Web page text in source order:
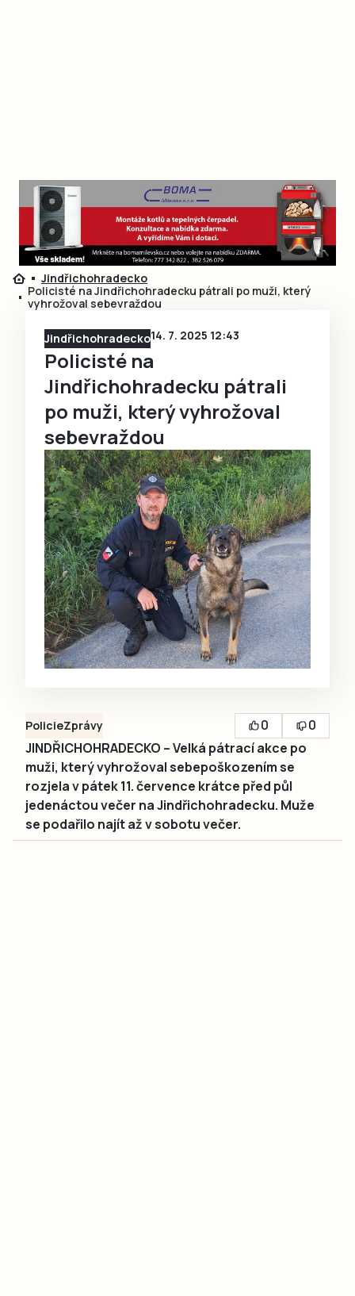
Jindřichohradecko
Policisté na Jindřichohradecku pátrali po muži, který
vyhrožoval sebevraždou
Jindřichohradecko14. 7. 2025 12:43
Policisté na
Jindřichohradecku pátrali
po muži, který vyhrožoval
sebevraždou
PolicieZprávy 0
0
JINDŘICHOHRADECKO – Velká pátrací akce po
muži, který vyhrožoval sebepoškozením se
rozjela v pátek 11. července krátce před půl
jedenáctou večer na Jindřichohradecku. Muže
se podařilo najít až v sobotu večer.